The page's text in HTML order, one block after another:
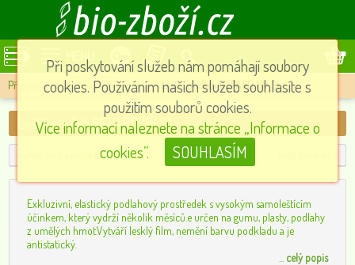
MENU
Přípravky na podlahy a nábytek » Leštič podlah GEPARD HV 3l
Leštič podlah GEPARD HV 3l
Exkluzivní, elastický podlahový prostředek s vysokým samoleštícím
účinkem, který vydrží několik měsíců.e určen na gumu, plasty, podlahy
z umělých hmot.Vytváří lesklý film, nemění barvu podkladu a je
antistatický.
celý popis
Při poskytování služeb nám pomáhají soubory
cookies. Používáním našich služeb souhlasíte s
použitím souborů cookies.
Více informací naleznete na stránce „Informace o
cookies”.
SOUHLASÍM